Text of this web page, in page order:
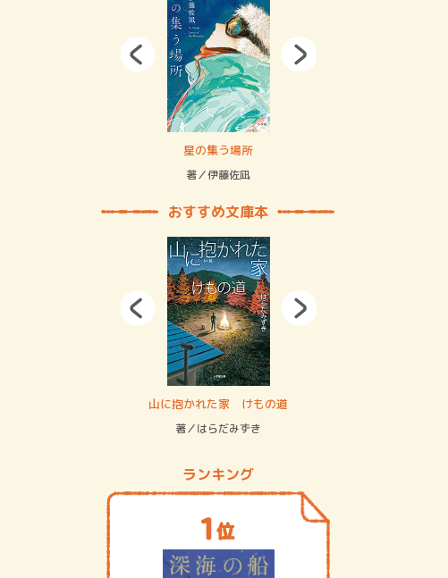
星の集う場所
著／伊藤佐凪
おすすめ文庫本
山に抱かれた家 けもの道
著／はらだみずき
ランキング